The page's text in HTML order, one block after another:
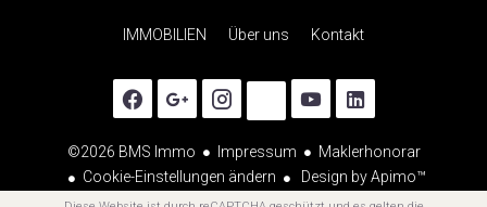
IMMOBILIEN Über uns Kontakt
©2026 BMS Immo Impressum
Maklerhonorar
Cookie-Einstellungen ändern
Design byApimo™